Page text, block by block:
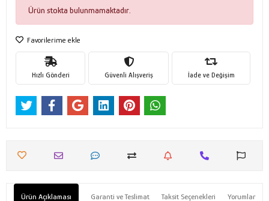
Ürün stokta bulunmamaktadır.
Favorilerime ekle
Hızlı Gönderi Güvenli Alışveriş İade ve Değişim
Ürün Açıklaması Garanti ve Teslimat Taksit Seçenekleri Yorumlar